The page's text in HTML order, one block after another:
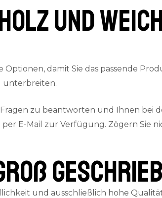
und
damit Sie das passende
unterbreiten.
zu beantworten und Ihnen bei
E-Mail zur Verfügung. Zögern Sie
groß
und ausschließlich hohe